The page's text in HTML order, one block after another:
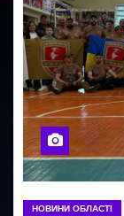
НОВИНИ ОБЛАСТІ